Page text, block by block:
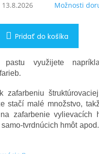
13.8.2026 Možnosti
Pridať do košíka
pastu využijete
zafarbeniu
stačí malé množstvo,
zafarbenie vylievacích
tvrdnúcich hmôt